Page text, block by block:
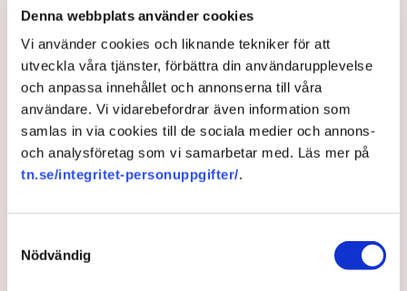
Denna webbplats använder cookies
Vi använder cookies och liknande tekniker för att
utveckla våra tjänster, förbättra din användarupplevelse
och anpassa innehållet och annonserna till våra
användare. Vi vidarebefordrar även information som
samlas in via cookies till de sociala medier och annons-
och analysföretag som vi samarbetar med. Läs mer på
tn.se/integritet-personuppgifter/.
Nödvändig
Inrikes
Transportföretagen: Ohållbar
avgiftshantering från
myndigheter
Opinion och debatt